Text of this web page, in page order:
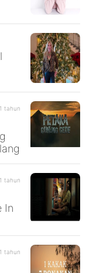
1 tahun
1 tahun
In
1 tahun